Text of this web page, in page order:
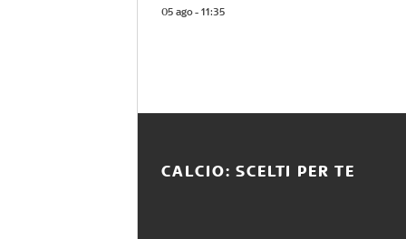
05 ago - 11:35
CALCIO: SCELTI PER TE